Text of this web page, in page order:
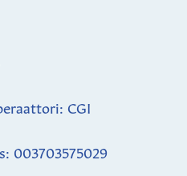
CGI
003703575029